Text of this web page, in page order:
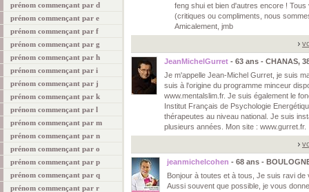
prénom commençant par d
prénom commençant par e
prénom commençant par f
prénom commençant par g
prénom commençant par h
prénom commençant par i
prénom commençant par j
prénom commençant par k
prénom commençant par l
prénom commençant par m
prénom commençant par n
prénom commençant par o
prénom commençant par p
prénom commençant par q
prénom commençant par r
feng shui et bien d'autres encore !
(critiques ou compliments, nous
Amicalement, jmb
JeanMichelGurret - 63 ans - CHANAS,
Je m'appelle Jean-Michel Gurret, je suis
suis à l'origine du programme minceur
www.mentalslim.fr. Je suis également le
Institut Français de Psychologie
thérapeutes au niveau national. Je suis
plusieurs années. Mon site : www.gurret.fr.
jeanmichelcohen - 68 ans -
Bonjour à toutes et à tous, Je suis ravi
Aussi souvent que possible, je vous